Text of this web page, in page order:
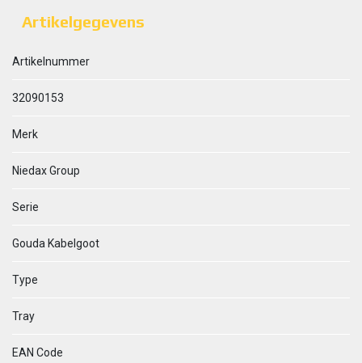
Artikelgegevens
Artikelnummer
32090153
Merk
Niedax Group
Serie
Gouda Kabelgoot
Type
Tray
EAN Code